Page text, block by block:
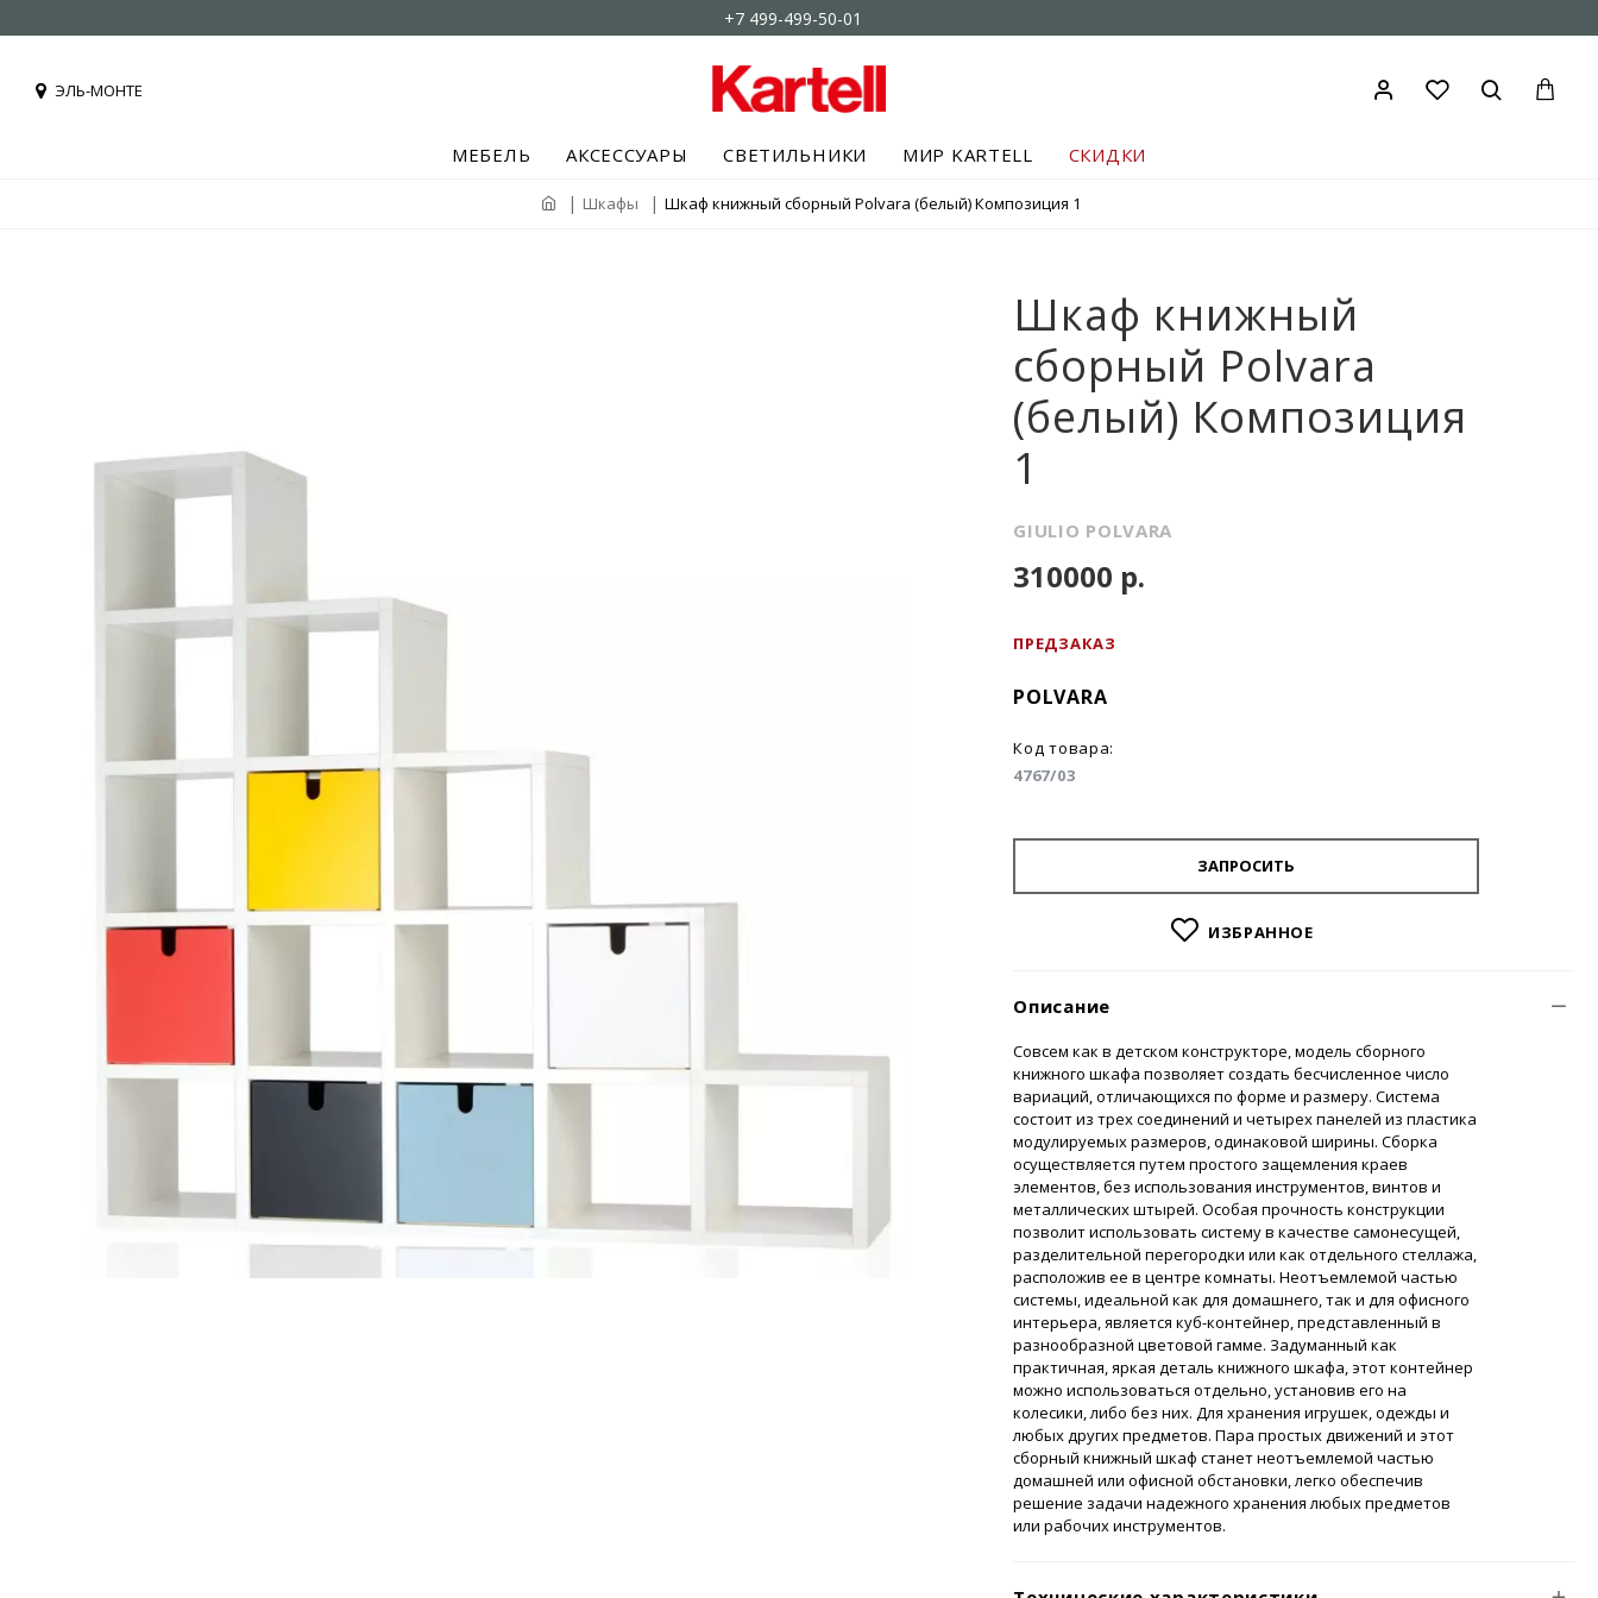
+7 499-499-50-01
ЭЛЬ-МОНТЕ
МЕБЕЛЬ АКСЕССУАРЫ СВЕТИЛЬНИКИ МИР KARTELL СКИДКИ
Шкафы Шкаф книжный сборный Polvara (белый) Композиция 1
Шкаф книжный
сборный Polvara
(белый) Композиция
1
GIULIO POLVARA
ПРЕДЗАКАЗ
POLVARA
Код товара:
4767/03
310000 р.
ЗАПРОСИТЬ
ИЗБРАННОЕ
Описание
Совсем как в детском конструкторе, модель сборного
книжного шкафа позволяет создать бесчисленное число
вариаций, отличающихся по форме и размеру. Система
состоит из трех соединений и четырех панелей из пластика
модулируемых размеров, одинаковой ширины. Сборка
осуществляется путем простого защемления краев
элементов, без использования инструментов, винтов и
металлических штырей. Особая прочность конструкции
позволит использовать систему в качестве самонесущей,
разделительной перегородки или как отдельного стеллажа,
расположив ее в центре комнаты. Неотъемлемой частью
системы, идеальной как для домашнего, так и для офисного
интерьера, является куб-контейнер, представленный в
разнообразной цветовой гамме. Задуманный как
практичная, яркая деталь книжного шкафа, этот контейнер
можно использоваться отдельно, установив его на
колесики, либо без них. Для хранения игрушек, одежды и
любых других предметов. Пара простых движений и этот
сборный книжный шкаф станет неотъемлемой частью
домашней или офисной обстановки, легко обеспечив
решение задачи надежного хранения любых предметов
или рабочих инструментов.